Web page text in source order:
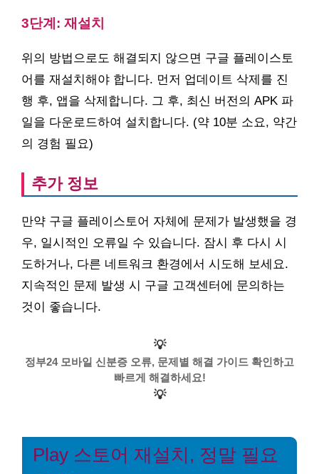
3단계: 재설치
위의 방법으로도 해결되지 않으면 구글 플레이스토
어를 재설치해야 합니다. 먼저 업데이트 삭제를 진
행 후, 앱을 삭제합니다. 그 후, 최신 버전의 APK 파
일을 다운로드하여 설치합니다. (약 10분 소요, 약간
의 경험 필요)
추가 정보
만약 구글 플레이스토어 자체에 문제가 발생했을 경
우, 일시적인 오류일 수 있습니다. 잠시 후 다시 시
도하거나, 다른 네트워크 환경에서 시도해 보세요.
지속적인 문제 발생 시 구글 고객센터에 문의하는
것이 좋습니다.
💡
정부24 모바일 신분증 오류, 문제별 해결 가이드 확인하고
빠르게 해결하세요!
💡
Play 스토어 재설치, 정말 필요